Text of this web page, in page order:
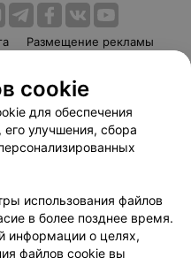
Размещение рекламы
Способы оплаты
Партнеры
103.by
данных
cookie
для обеспечения
его улучшения, сбора
использования файлов
в более позднее время.
информации о целях,
файлов cookie вы